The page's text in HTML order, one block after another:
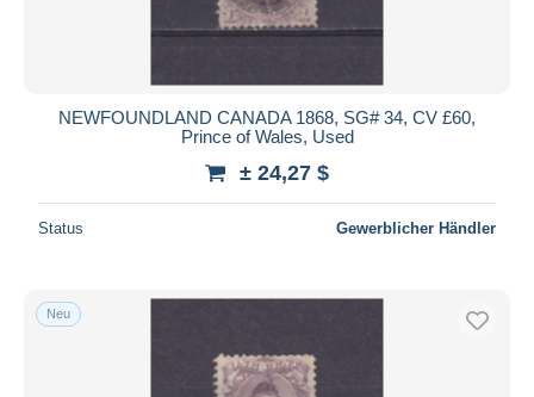
NEWFOUNDLAND CANADA 1868, SG# 34, CV £60,
Prince of Wales, Used
± 24,27 $
Status Gewerblicher Händler
Neu